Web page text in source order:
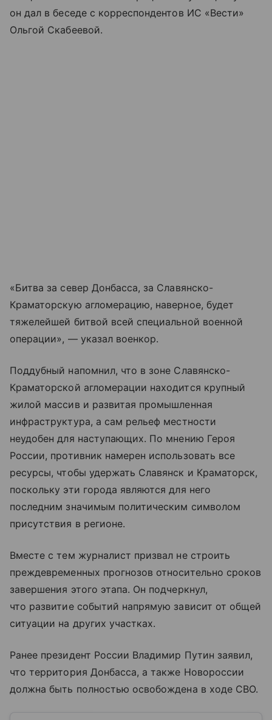
он дал в беседе с корреспондентов ИС «Вести»
Ольгой Скабеевой.
«Битва за север Донбасса, за Славянско-
Краматорскую агломерацию, наверное, будет
тяжелейшей битвой всей специальной военной
операции», — указал военкор.
Поддубный напомнил, что в зоне Славянско-
Краматорской агломерации находится крупный
жилой массив и развитая промышленная
инфраструктура, а сам рельеф местности
неудобен для наступающих. По мнению Героя
России, противник намерен использовать все
ресурсы, чтобы удержать Славянск и Краматорск,
поскольку эти города являются для него
последним значимым политическим символом
присутствия в регионе.
Вместе с тем журналист призвал не строить
преждевременных прогнозов относительно сроков
завершения этого этапа. Он подчеркнул,
что развитие событий напрямую зависит от общей
ситуации на других участках.
Ранее президент России Владимир Путин заявил,
что территория Донбасса, а также Новороссии
должна быть полностью освобождена в ходе СВО.